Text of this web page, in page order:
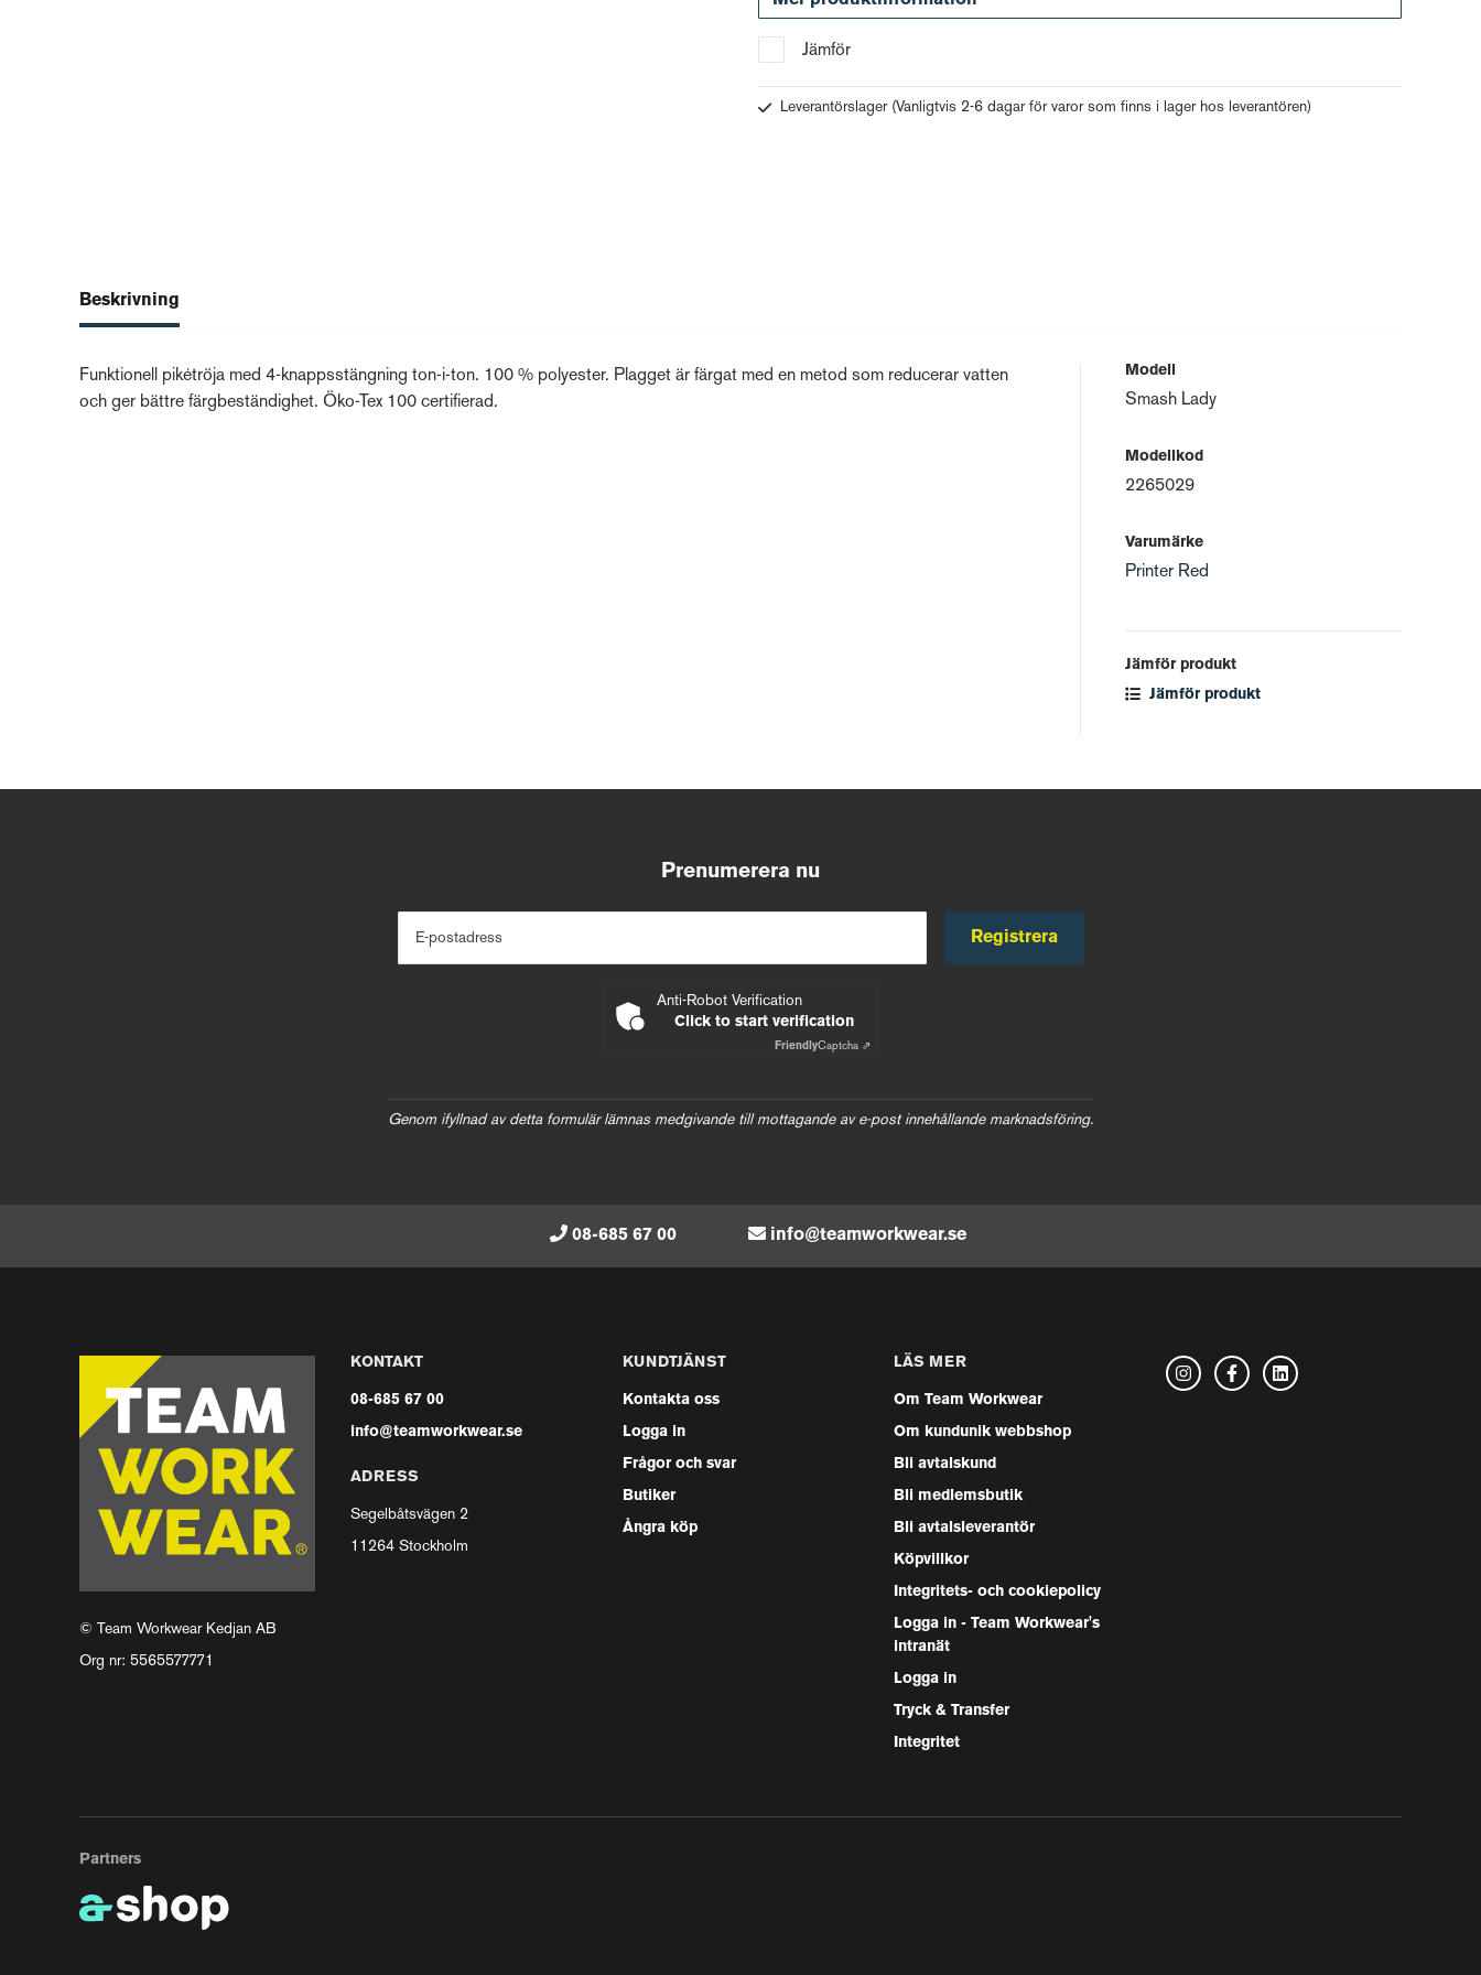
Jämför
Leverantörslager (Vanligtvis 2-6 dagar för varor som finns i lager hos leverantören)
Beskrivning
Funktionell pikétröja med 4-knappsstängning ton-i-ton. 100 % polyester. Plagget är färgat med en metod som reducerar vatten
och ger bättre färgbeständighet. Öko-Tex 100 certifierad.
Modell
Smash Lady
Modellkod
2265029
Varumärke
Printer Red
Jämför produkt
Jämför produkt
Prenumerera nu
E-postadress Registrera
Anti-Robot Verification
Click to start verification
FriendlyCaptcha ⇗
Genom ifyllnad av detta formulär lämnas medgivande till mottagande av e-post innehållande marknadsföring.
08-685 67 00 info@teamworkwear.se
© Team Workwear Kedjan AB
Org nr: 5565577771
KONTAKT
08-685 67 00
info@teamworkwear.se
ADRESS
Segelbåtsvägen 2
11264 Stockholm
KUNDTJÄNST
Kontakta oss
Logga in
Frågor och svar
Butiker
Ångra köp
LÄS MER
Om Team Workwear
Om kundunik webbshop
Bli avtalskund
Bli medlemsbutik
Bli avtalsleverantör
Köpvillkor
Integritets- och cookiepolicy
Logga in - Team Workwear's
intranät
Logga in
Tryck & Transfer
Integritet
Partners